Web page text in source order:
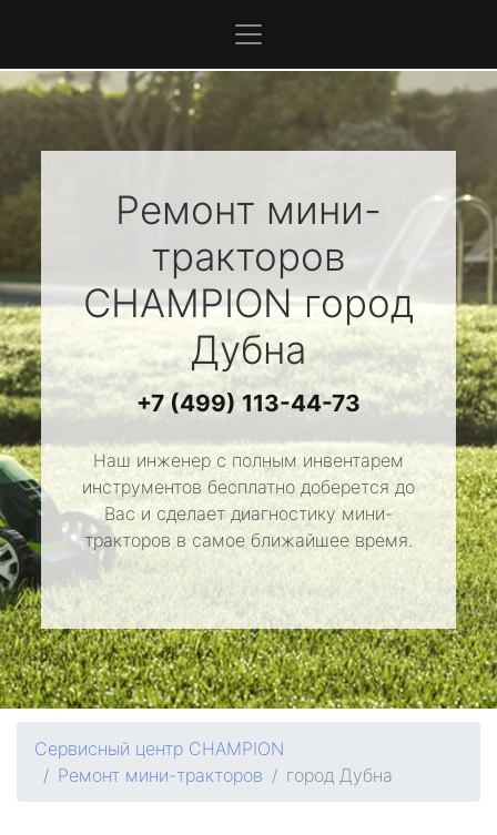
Ремонт мини-
тракторов
CHAMPIONгород
Дубна
+7 (499) 113-44-73
Наш инженер с полным инвентарем
инструментов бесплатно доберется до
Вас и сделает диагностику мини-
тракторов в самое ближайшее время.
Сервисный центр CHAMPION
Ремонт мини-тракторов
город Дубна